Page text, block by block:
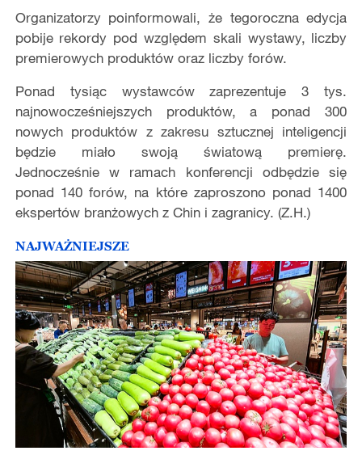
Organizatorzy poinformowali, że tegoroczna edycja
pobije rekordy pod względem skali wystawy, liczby
premierowych produktów oraz liczby forów.
Ponad tysiąc wystawców zaprezentuje 3 tys.
najnowocześniejszych produktów, a ponad 300
nowych produktów z zakresu sztucznej inteligencji
będzie miało swoją światową premierę.
Jednocześnie w ramach konferencji odbędzie się
ponad 140 forów, na które zaproszono ponad 1400
ekspertów branżowych z Chin i zagranicy. (Z.H.)
NAJWAŻNIEJSZE